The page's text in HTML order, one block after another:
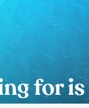
Zante
Samos
Crete
Mykonos
Santorini
Corfu
All
for